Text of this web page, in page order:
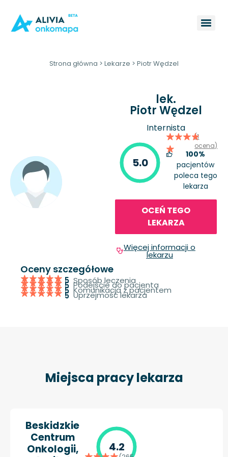
Strona główna > Lekarze > Piotr Wędzel
lek.
Piotr Wędzel
Internista
5.0
(1
ocena)
100%
pacjentów
poleca tego
lekarza
OCEŃ TEGO
LEKARZA
Więcej informacji o
lekarzu
Oceny szczegółowe
5 Sposób leczenia
5 Podejście do pacjenta
5 Komunikacja z pacjentem
5 Uprzejmość lekarza
Miejsca pracy lekarza
Beskidzkie
Centrum
Onkologii,
4.2